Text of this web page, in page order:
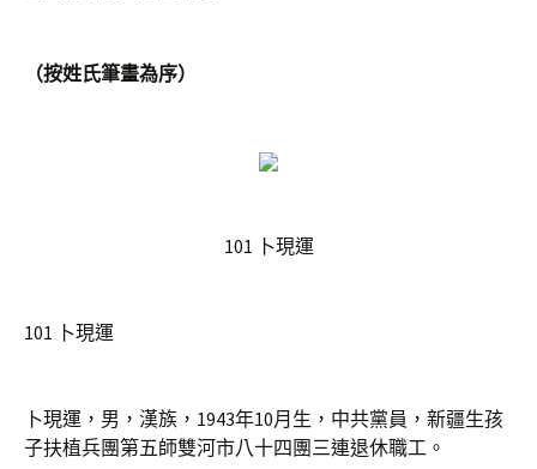
（按姓氏筆畫為序）
101 卜現運
101 卜現運
卜現運，男，漢族，1943年10月生，中共黨員，新疆生孩
子扶植兵團第五師雙河市八十四團三連退休職工。